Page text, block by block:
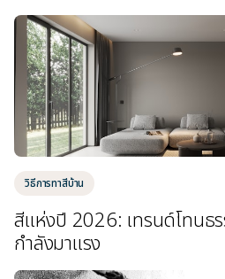
วิธีการทาสีบ้าน
สีแห่งปี 2026: เทรนด์โทนธ
กำลังมาแรง